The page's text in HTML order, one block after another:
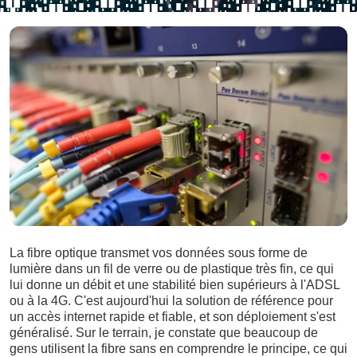
La fibre optique transmet vos données sous forme de
lumière dans un fil de verre ou de plastique très fin, ce qui
lui donne un débit et une stabilité bien supérieurs à l'ADSL
ou à la 4G. C'est aujourd'hui la solution de référence pour
un accès internet rapide et fiable, et son déploiement s'est
généralisé. Sur le terrain, je constate que beaucoup de
gens utilisent la fibre sans en comprendre le principe, ce qui